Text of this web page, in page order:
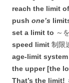
reach the limit of
push one’s
set a limit to ～
speed limit 制限
age-limit system
the upper [the
That’s the limit!